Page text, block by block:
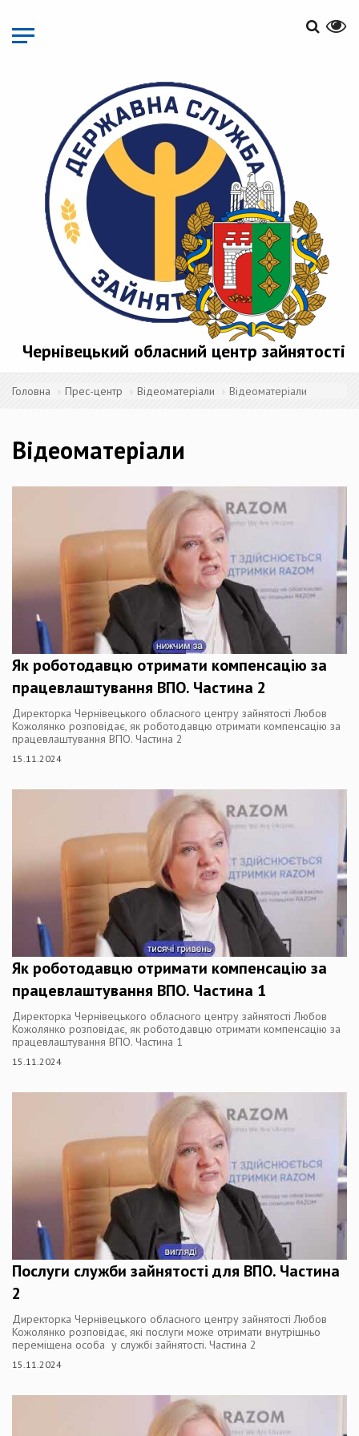
основного
матеріалу
Чернівецький обласний центр зайнятості
Головна Прес-центр Відеоматеріали Відеоматеріали
Відеоматеріали
Як роботодавцю отримати компенсацію за
працевлаштування ВПО. Частина 2
Директорка Чернівецького обласного центру зайнятості Любов
Кожолянко розповідає, як роботодавцю отримати компенсацію за
працевлаштування ВПО. Частина 2
15.11.2024
Як роботодавцю отримати компенсацію за
працевлаштування ВПО. Частина 1
Директорка Чернівецького обласного центру зайнятості Любов
Кожолянко розповідає, як роботодавцю отримати компенсацію за
працевлаштування ВПО. Частина 1
15.11.2024
Послуги служби зайнятості для ВПО. Частина
2
Директорка Чернівецького обласного центру зайнятості Любов
Кожолянко розповідає, які послуги може отримати внутрішньо
переміщена особа у службі зайнятості. Частина 2
15.11.2024